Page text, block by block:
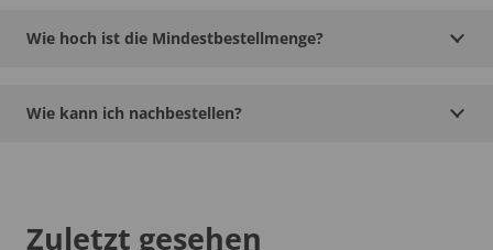
Wie hoch ist die Mindestbestellmenge?
Wie kann ich nachbestellen?
Zuletzt gesehen